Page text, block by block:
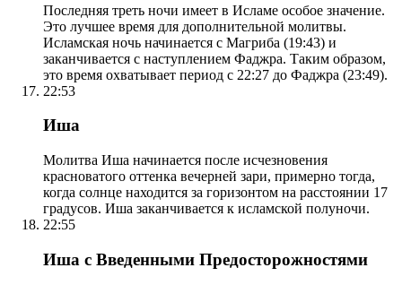
Последняя треть ночи имеет в Исламе особое значение.
Это лучшее время для дополнительной молитвы.
Исламская ночь начинается с Магриба (19:43) и
заканчивается с наступлением Фаджра. Таким образом,
это время охватывает период с 22:27 до Фаджра (23:49).
22:53
Иша
Молитва Иша начинается после исчезновения
красноватого оттенка вечерней зари, примерно тогда,
когда солнце находится за горизонтом на расстоянии 17
градусов. Иша заканчивается к исламской полуночи.
22:55
Иша с Введенными Предосторожностями